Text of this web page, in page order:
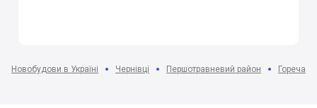
Новобудови в Україні Чернівці Першотравневий район Гореча